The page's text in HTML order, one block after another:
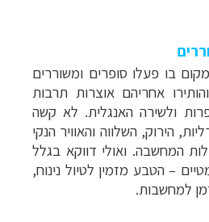
בו פעלו סופרים ומשוררים
אחריהם אוצרות תרבות
ולשירה האנגלית. לא קשה
הירוק, השלווה והאוויר הנקי
המחשבה. ואולי דווקא בגלל
– הטבע מזמין לטיול נינוח,
למחשבות.